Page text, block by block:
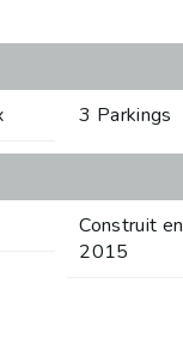
3 Parkings
Construit en
2015